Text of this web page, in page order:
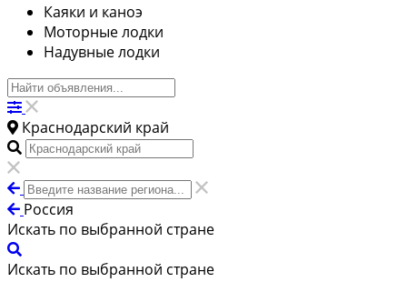
Каяки и каноэ
Моторные лодки
Надувные лодки
Краснодарский край
Россия
Искать по выбранной стране
Искать по выбранной стране